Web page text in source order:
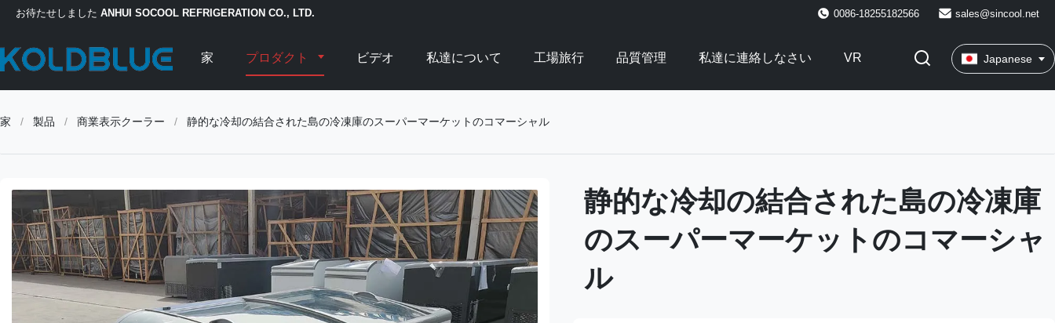
お待たせしました ANHUI SOCOOL REFRIGERATION CO., LTD. 0086-18255182566 sales@sincool.net
家 プロダクト ビデオ 私達について 工場旅行 品質管理 私達に連絡しなさい VR Japanese
家 / 製品 / 商業表示クーラー / 静的な冷却の結合された島の冷凍庫のスーパーマーケットのコマーシャル
静的な冷却の結合された島の冷凍庫
のスーパーマーケットのコマーシャ
ル